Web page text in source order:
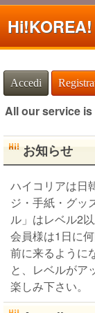
Hi!KOREA!
Accedi
All our service is
お知らせ
ハイコリアは日
ジ・手紙・グッ
ル」はレベル2
会員様は1日に
前に来るように
と、レベルがア
楽しみ下さい。